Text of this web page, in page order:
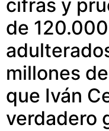
cifras y
de
millones
que Iván
verdadero